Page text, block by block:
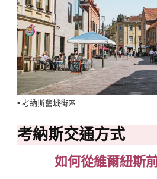
▪️ 考納斯舊城街區
考納斯交通方式
如何從維爾紐斯